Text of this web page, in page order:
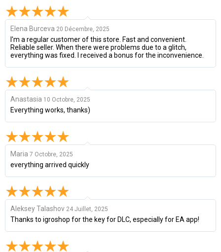
Elena Burceva 20 Décembre, 2025
I'm a regular customer of this store. Fast and convenient.
Reliable seller. When there were problems due to a glitch,
everything was fixed. I received a bonus for the inconvenience.
Anastasia 10 Octobre, 2025
Everything works, thanks)
Maria 7 Octobre, 2025
everything arrived quickly
Aleksey Talashov 24 Juillet, 2025
Thanks to igroshop for the key for DLC, especially for EA app!